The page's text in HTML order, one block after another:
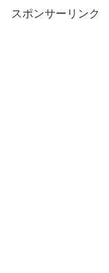
スポンサーリンク